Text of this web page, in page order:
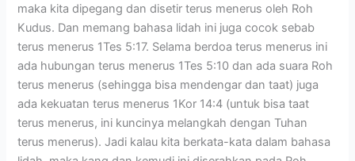
maka kita dipegang dan disetir terus menerus oleh Roh
Kudus. Dan memang bahasa lidah ini juga cocok sebab
terus menerus 1Tes 5:17. Selama berdoa terus menerus ini
ada hubungan terus menerus 1Tes 5:10 dan ada suara Roh
terus menerus (sehingga bisa mendengar dan taat) juga
ada kekuatan terus menerus 1Kor 14:4 (untuk bisa taat
terus menerus, ini kuncinya melangkah dengan Tuhan
terus menerus). Jadi kalau kita berkata-kata dalam bahasa